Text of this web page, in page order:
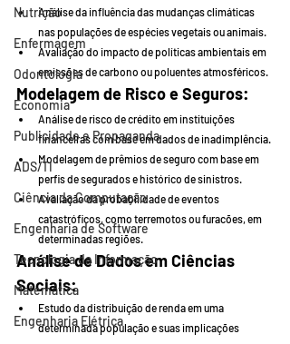
Nutrição
Enfermagem
Odontologia
Economia
Publicidade e Propaganda
ADS/TI
Ciência da Computação
Engenharia de Software
Tecnologia da Informação
Matemática
Engenharia Elétrica
Análise da influência das mudanças climáticas
nas populações de espécies vegetais ou animais.
Avaliação do impacto de políticas ambientais em
emissões de carbono ou poluentes atmosféricos.
Modelagem de Risco e Seguros:
Análise de risco de crédito em instituições
financeiras com base em dados de inadimplência.
Modelagem de prêmios de seguro com base em
perfis de segurados e histórico de sinistros.
Avaliação da probabilidade de eventos
catastróficos, como terremotos ou furacões, em
determinadas regiões.
Análise de Dados em Ciências
Sociais:
Estudo da distribuição de renda em uma
determinada população e suas implicações